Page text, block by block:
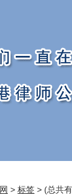
> 标签 > (总共